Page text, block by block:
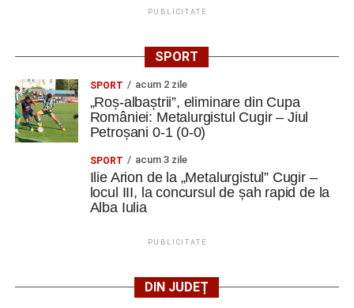
PUBLICITATE
SPORT
SPORT acum 2 zile
„Roș-albaștrii”, eliminare din Cupa
României: Metalurgistul Cugir – Jiul
Petroșani 0-1 (0-0)
SPORT acum 3 zile
Ilie Arion de la „Metalurgistul” Cugir –
locul III, la concursul de șah rapid de la
Alba Iulia
PUBLICITATE
DIN JUDEȚ